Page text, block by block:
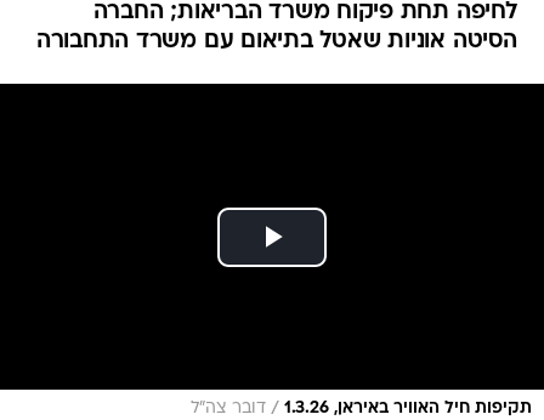
לחיפה תחת פיקוח משרד הבריאות; החברה
הסיטה אוניות שאטל בתיאום עם משרד התחבורה
תקיפות חיל האוויר באיראן, 1.3.26 / דובר צה"ל